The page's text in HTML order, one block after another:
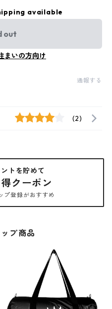
available
out
まいの方向け
通報する
(2)
トを貯めて
クーポン
プ登録がおすすめ
プ商品